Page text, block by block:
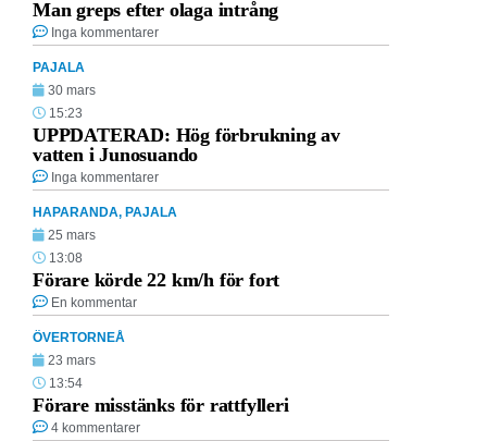
Man greps efter olaga intrång
Inga kommentarer
PAJALA
30 mars
15:23
UPPDATERAD: Hög förbrukning av
vatten i Junosuando
Inga kommentarer
HAPARANDA, PAJALA
25 mars
13:08
Förare körde 22 km/h för fort
En kommentar
ÖVERTORNEÅ
23 mars
13:54
Förare misstänks för rattfylleri
4 kommentarer